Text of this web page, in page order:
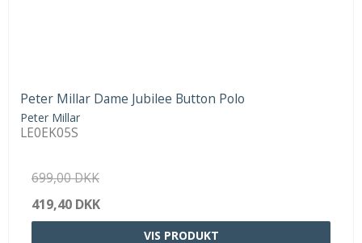
Peter Millar Dame Jubilee Button Polo
Peter Millar
LE0EK05S
699,00 DKK
419,40 DKK
VIS PRODUKT